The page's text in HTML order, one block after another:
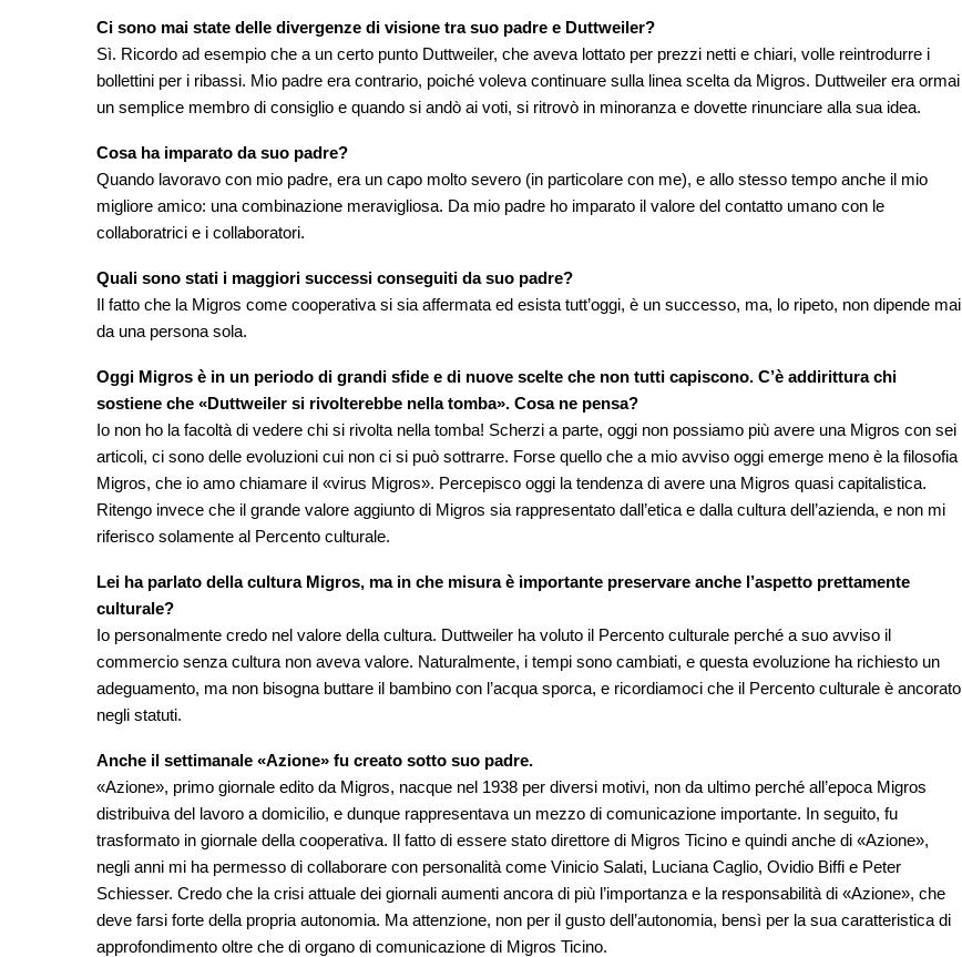
Ci sono mai state delle divergenze di visione tra suo padre e Duttweiler?
Sì. Ricordo ad esempio che a un certo punto Duttweiler, che aveva lottato per prezzi netti e chiari, volle reintrodurre i
bollettini per i ribassi. Mio padre era contrario, poiché voleva continuare sulla linea scelta da Migros. Duttweiler era ormai
un semplice membro di consiglio e quando si andò ai voti, si ritrovò in minoranza e dovette rinunciare alla sua idea.
Cosa ha imparato da suo padre?
Quando lavoravo con mio padre, era un capo molto severo (in particolare con me), e allo stesso tempo anche il mio
migliore amico: una combinazione meravigliosa. Da mio padre ho imparato il valore del contatto umano con le
collaboratrici e i collaboratori.
Quali sono stati i maggiori successi conseguiti da suo padre?
Il fatto che la Migros come cooperativa si sia affermata ed esista tutt’oggi, è un successo, ma, lo ripeto, non dipende mai
da una persona sola.
Oggi Migros è in un periodo di grandi sfide e di nuove scelte che non tutti capiscono. C’è addirittura chi
sostiene che «Duttweiler si rivolterebbe nella tomba». Cosa ne pensa?
Io non ho la facoltà di vedere chi si rivolta nella tomba! Scherzi a parte, oggi non possiamo più avere una Migros con sei
articoli, ci sono delle evoluzioni cui non ci si può sottrarre. Forse quello che a mio avviso oggi emerge meno è la filosofia
Migros, che io amo chiamare il «virus Migros». Percepisco oggi la tendenza di avere una Migros quasi capitalistica.
Ritengo invece che il grande valore aggiunto di Migros sia rappresentato dall’etica e dalla cultura dell’azienda, e non mi
riferisco solamente al Percento culturale.
Lei ha parlato della cultura Migros, ma in che misura è importante preservare anche l’aspetto prettamente
culturale?
Io personalmente credo nel valore della cultura. Duttweiler ha voluto il Percento culturale perché a suo avviso il
commercio senza cultura non aveva valore. Naturalmente, i tempi sono cambiati, e questa evoluzione ha richiesto un
adeguamento, ma non bisogna buttare il bambino con l’acqua sporca, e ricordiamoci che il Percento culturale è ancorato
negli statuti.
Anche il settimanale «Azione» fu creato sotto suo padre.
«Azione», primo giornale edito da Migros, nacque nel 1938 per diversi motivi, non da ultimo perché all’epoca Migros
distribuiva del lavoro a domicilio, e dunque rappresentava un mezzo di comunicazione importante. In seguito, fu
trasformato in giornale della cooperativa. Il fatto di essere stato direttore di Migros Ticino e quindi anche di «Azione»,
negli anni mi ha permesso di collaborare con personalità come Vinicio Salati, Luciana Caglio, Ovidio Biffi e Peter
Schiesser. Credo che la crisi attuale dei giornali aumenti ancora di più l’importanza e la responsabilità di «Azione», che
deve farsi forte della propria autonomia. Ma attenzione, non per il gusto dell’autonomia, bensì per la sua caratteristica di
approfondimento oltre che di organo di comunicazione di Migros Ticino.